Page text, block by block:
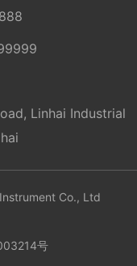
Linhai Industrial
Co., Ltd
号